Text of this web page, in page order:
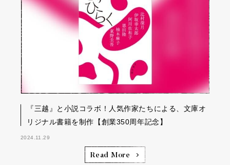
『三越』と小説コラボ！人気作家たちによる、文庫オ
リジナル書籍を制作【創業350周年記念】
2024.11.29
Read More